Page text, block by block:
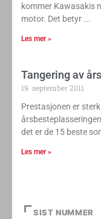
kommer Kawasakis
motor. Det betyr
Les mer »
Tangering av
19. september 2011
Prestasjonen er
det er de 15 beste
Les mer »
SIST NUMMER